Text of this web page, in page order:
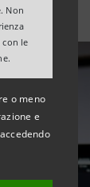
Non
le
o meno
e